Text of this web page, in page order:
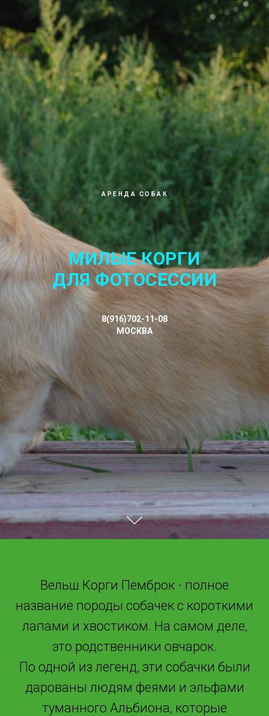
АРЕНДА СОБАК
МИЛЫЕ КОРГИ
ДЛЯ ФОТОСЕССИИ
8(916)702-11-08
МОСКВА
Вельш Корги Пемброк - полное
название породы собачек с короткими
лапами и хвостиком. На самом деле,
это родственники овчарок.
По одной из легенд, эти собачки были
дарованы людям феями и эльфами
туманного Альбиона, которые